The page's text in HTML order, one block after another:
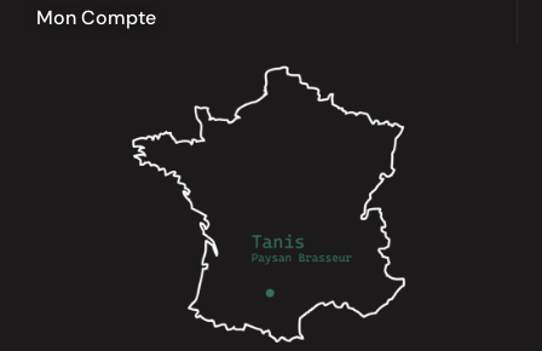
Mon Compte